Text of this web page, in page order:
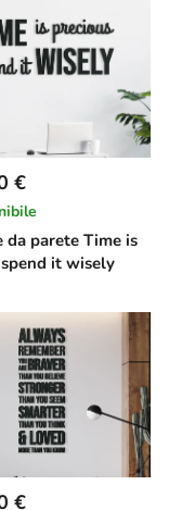
da parete Time is
it wisely
€
€